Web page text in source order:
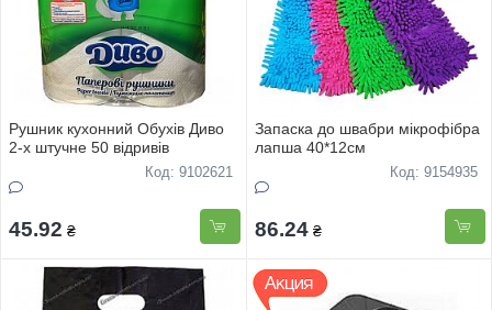
Рушник кухонний Обухів Диво
2-х штучне 50 відривів
Код: 9102621
45.92 ₴
Запаска до швабри мiкрофiбра
лапша 40*12см
Код: 9154935
86.24 ₴